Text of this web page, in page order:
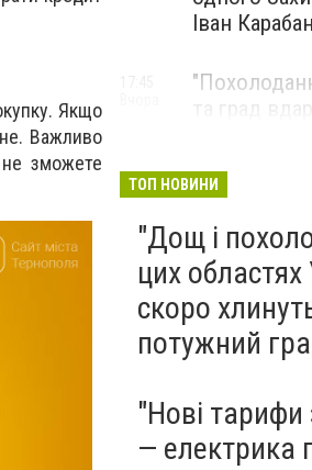
Якщо
Важливо
зможете
Іван
та
ТОП НОВИНИ
"Дощ і
цих областях
скоро
потужний
"Нові тарифи
— електрика